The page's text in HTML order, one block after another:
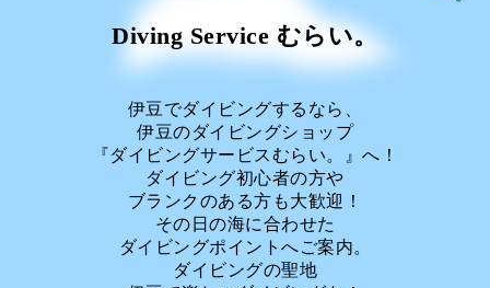
Diving Service むらい。
伊豆でダイビングするなら、
伊豆のダイビングショップ
『ダイビングサービスむらい。』へ！
ダイビング初心者の方や
ブランクのある方も大歓迎！
その日の海に合わせた
ダイビングポイントへご案内。
ダイビングの聖地